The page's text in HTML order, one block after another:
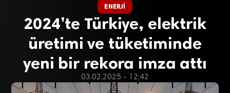
ENERJI
2024’te Türkiye, elektrik
üretimi ve tüketiminde
yeni bir rekora imza attı
03.02.2025 - 12:42